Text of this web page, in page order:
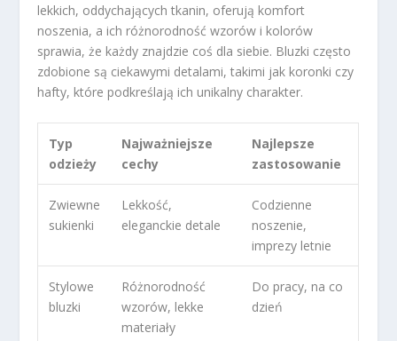
lekkich, oddychających tkanin, oferują komfort
noszenia, a ich różnorodność wzorów i kolorów
sprawia, że każdy znajdzie coś dla siebie. Bluzki często
zdobione są ciekawymi detalami, takimi jak koronki czy
hafty, które podkreślają ich unikalny charakter.
Typ
odzieży
Najważniejsze
cechy
Najlepsze
zastosowanie
Zwiewne
sukienki
Lekkość,
eleganckie detale
Codzienne
noszenie,
imprezy letnie
Stylowe
bluzki
Różnorodność
wzorów, lekke
materiały
Do pracy, na co
dzień